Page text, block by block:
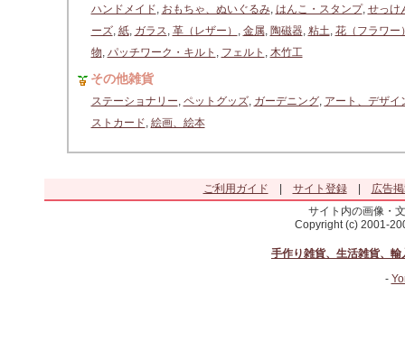
ハンドメイド, おもちゃ、ぬいぐるみ, はんこ・スタンプ, せっけ
ーズ, 紙, ガラス, 革（レザー） , 金属, 陶磁器, 粘土, 花（フラワー
物, パッチワーク・キルト , フェルト , 木竹工
その他雑貨
ステーショナリー, ペットグッズ, ガーデニング, アート、デザイ
ストカード, 絵画、絵本
ご利用ガイド サイト登録|
広告
サイト内の画像・
Copyright (c) 2001-
手作り雑貨、生活雑貨、
-